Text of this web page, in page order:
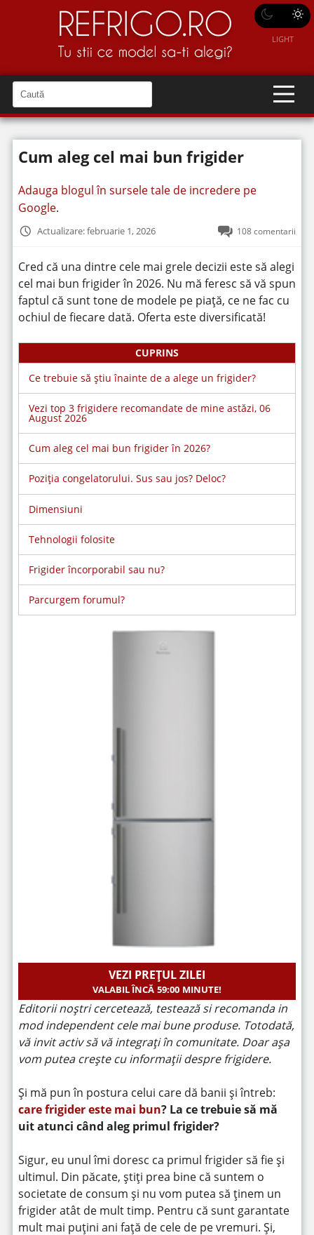
LIGHT
a
u
t
n
C
a
u
î
n
t
Cum aleg cel mai bun frigider
Adauga blogul în sursele tale de incredere pe
Google.
Actualizare: februarie 1, 2026 108 comentarii
Cred că una dintre cele mai grele decizii este să alegi
cel mai bun frigider în 2026. Nu mă feresc să vă spun
faptul că sunt tone de modele pe piață, ce ne fac cu
ochiul de fiecare dată. Oferta este diversificată!
CUPRINS
Ce trebuie să știu înainte de a alege un frigider?
Vezi top 3 frigidere recomandate de mine astăzi, 06
August 2026
Cum aleg cel mai bun frigider în 2026?
Poziția congelatorului. Sus sau jos? Deloc?
Dimensiuni
Tehnologii folosite
Frigider încorporabil sau nu?
Parcurgem forumul?
VEZI PREȚUL ZILEI
VALABIL ÎNCĂ 59:00 MINUTE!
Editorii noștri cercetează, testează si recomanda in
mod independent cele mai bune produse. Totodată,
vă invit activ să vă integrați în comunitate. Doar așa
vom putea crește cu informații despre frigidere.
Și mă pun în postura celui care dă banii și întreb:
care frigider este mai bun? La ce trebuie să mă
uit atunci când aleg primul frigider?
Sigur, eu unul îmi doresc ca primul frigider să fie și
ultimul. Din păcate, știți prea bine că suntem o
societate de consum și nu vom putea să ținem un
frigider atât de mult timp. Pentru că sunt garantate
mult mai puțini ani față de cele de pe vremuri. Și,